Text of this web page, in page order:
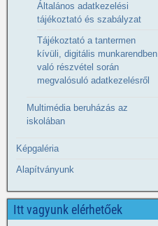
Általános adatkezelési
tájékoztató és szabályzat
Tájékoztató a tantermen
kívüli, digitális munkarendben
való részvétel során
megvalósuló adatkezelésről
Multimédia beruházás az
iskolában
Képgaléria
Alapítványunk
Itt vagyunk elérhetőek